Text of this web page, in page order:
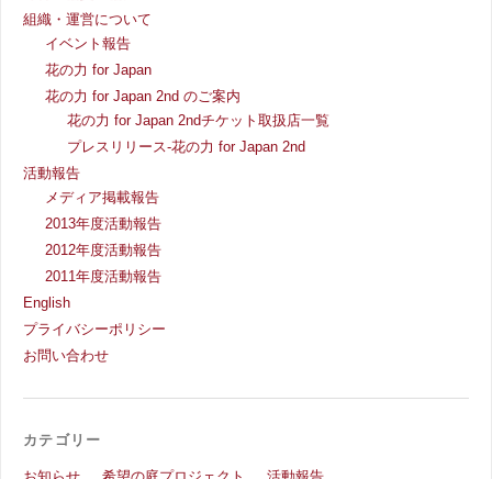
組織・運営について
イベント報告
花の力 for Japan
花の力 for Japan 2nd のご案内
花の力 for Japan 2ndチケット取扱店一覧
プレスリリース-花の力 for Japan 2nd
活動報告
メディア掲載報告
2013年度活動報告
2012年度活動報告
2011年度活動報告
English
プライバシーポリシー
お問い合わせ
カテゴリー